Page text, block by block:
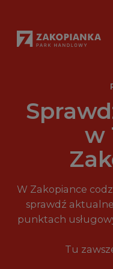
w
W Zakopiance
sprawdź
punktach
Tu